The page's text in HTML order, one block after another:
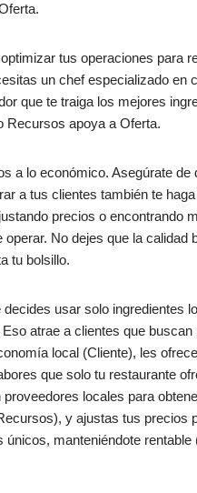
tus operaciones para
un chef especializado en
que te traiga los mejores
Recursos apoya a Oferta.
a lo económico. Asegúrate de
a tus clientes también te
precios o encontrando
operar. No dejes que la calidad
tu bolsillo.
decides usar solo ingredientes
Eso atrae a clientes que
local (Cliente), les
que solo tu restaurante
proveedores locales para
y ajustas tus precios
únicos, manteniéndote rentable